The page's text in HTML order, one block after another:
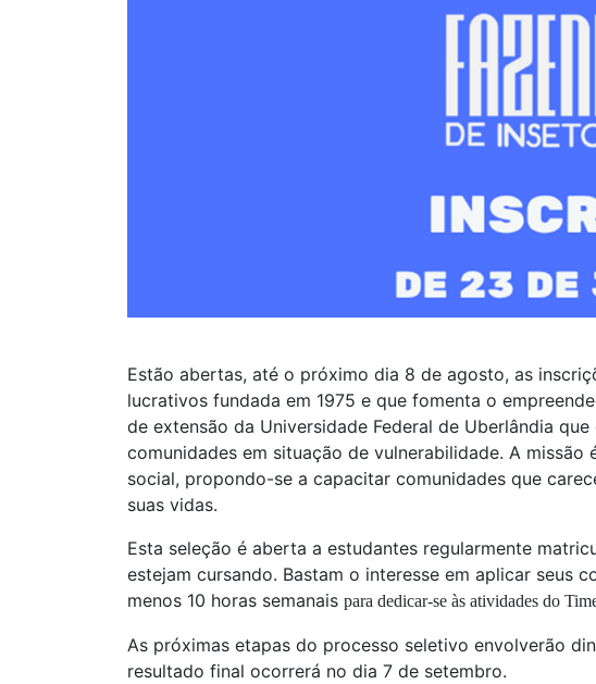
Estão abertas, até o próximo dia 8 de agosto, as
lucrativos fundada em 1975 e que fomenta o
de extensão da Universidade Federal de Uberlândia
comunidades em situação de vulnerabilidade. A
social, propondo-se a capacitar comunidades que
suas vidas.
Esta seleção é aberta a estudantes regularmente
estejam cursando. Bastam o interesse em aplicar seus
menos 10 horas semanais para dedicar-se às atividades do
As próximas etapas do processo seletivo envolverão
resultado final ocorrerá no dia 7 de setembro.